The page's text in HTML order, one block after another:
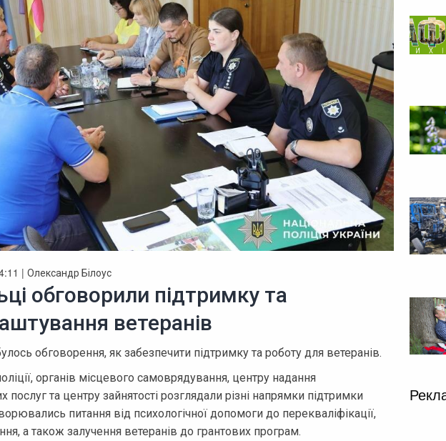
| Олександр Білоус
обговорили підтримку та
ветеранів
обговорення, як забезпечити підтримку та роботу для ветеранів.
органів місцевого самоврядування, центру надання
послуг та центру зайнятості розглядали різні напрямки підтримки
питання від психологічної допомоги до перекваліфікації,
а також залучення ветеранів до грантових програм.